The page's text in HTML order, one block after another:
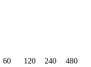
60 120 240
480